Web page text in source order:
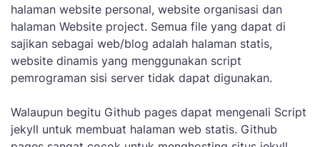
halaman website personal, website organisasi dan
halaman Website project. Semua file yang dapat di
sajikan sebagai web/blog adalah halaman statis,
website dinamis yang menggunakan script
pemrograman sisi server tidak dapat digunakan.
Walaupun begitu Github pages dapat mengenali Script
jekyll untuk membuat halaman web statis. Github